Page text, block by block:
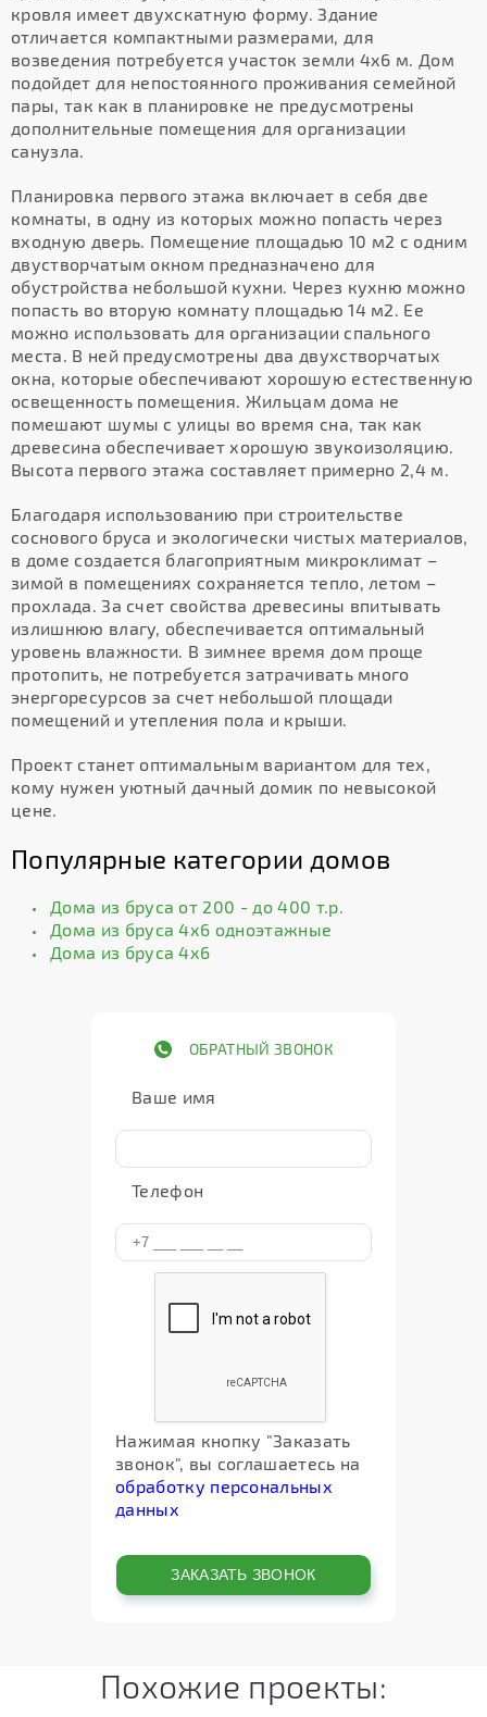
кровля имеет двухскатную форму. Здание
отличается компактными размерами, для
возведения потребуется участок земли 4х6 м. Дом
подойдет для непостоянного проживания семейной
пары, так как в планировке не предусмотрены
дополнительные помещения для организации
санузла.
Планировка первого этажа включает в себя две
комнаты, в одну из которых можно попасть через
входную дверь. Помещение площадью 10 м2 с одним
двустворчатым окном предназначено для
обустройства небольшой кухни. Через кухню можно
попасть во вторую комнату площадью 14 м2. Ее
можно использовать для организации спального
места. В ней предусмотрены два двухстворчатых
окна, которые обеспечивают хорошую естественную
освещенность помещения. Жильцам дома не
помешают шумы с улицы во время сна, так как
древесина обеспечивает хорошую звукоизоляцию.
Высота первого этажа составляет примерно 2,4 м.
Благодаря использованию при строительстве
соснового бруса и экологически чистых материалов,
в доме создается благоприятным микроклимат –
зимой в помещениях сохраняется тепло, летом –
прохлада. За счет свойства древесины впитывать
излишнюю влагу, обеспечивается оптимальный
уровень влажности. В зимнее время дом проще
протопить, не потребуется затрачивать много
энергоресурсов за счет небольшой площади
помещений и утепления пола и крыши.
Проект станет оптимальным вариантом для тех,
кому нужен уютный дачный домик по невысокой
цене.
Популярные категории домов
Дома из бруса от 200 - до 400 т.р.
Дома из бруса 4х6 одноэтажные
Дома из бруса 4х6
ОБРАТНЫЙ ЗВОНОК
Ваше имя
Телефон
Нажимая кнопку "Заказать
звонок", вы соглашаетесь на
обработку персональных
данных
Похожие проекты: